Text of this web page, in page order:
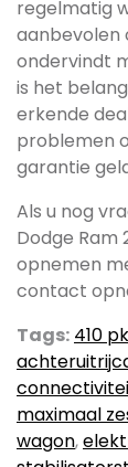
regelmatig
aanbevolen
ondervindt
is het
erkende
problemen
garantie
Als u nog
Dodge Ram
opnemen
contact
Tags: 410 pk
maximaal
wagon,